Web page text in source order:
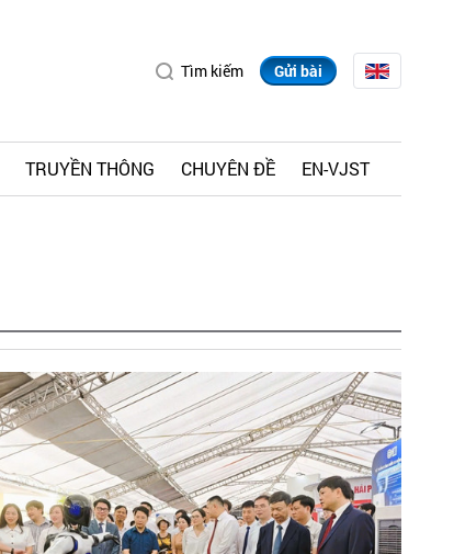
Tìm kiếm Gửi bài
TRUYỀN THÔNG CHUYÊN ĐỀ EN-VJST